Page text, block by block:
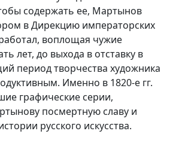
содержать ее, Мартынов
в Дирекцию императорских
воплощая чужие
лет, до выхода в отставку в
период творчества художника
Именно в 1820-е гг.
графические серии,
посмертную славу и
русского искусства.